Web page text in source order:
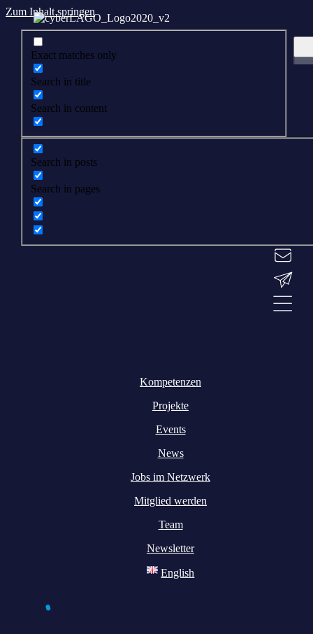
Zum Inhalt springen
Exact matches only
Search in title
Search in content
Search in posts
Search in pages
Kompetenzen
Projekte
Events
News
Jobs im Netzwerk
Mitglied werden
Team
Newsletter
English